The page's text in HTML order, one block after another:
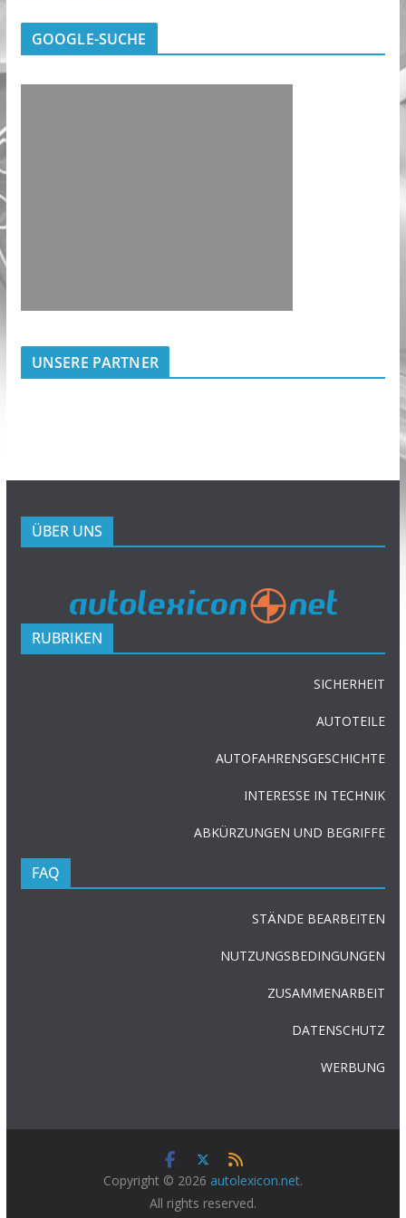
GOOGLE-SUCHE
UNSERE PARTNER
ÜBER UNS
RUBRIKEN
SICHERHEIT
AUTOTEILE
AUTOFAHRENSGESCHICHTE
INTERESSE IN TECHNIK
ABKÜRZUNGEN UND BEGRIFFE
FAQ
STÄNDE BEARBEITEN
NUTZUNGSBEDINGUNGEN
ZUSAMMENARBEIT
DATENSCHUTZ
WERBUNG
Copyright © 2026 autolexicon.net.
All rights reserved.